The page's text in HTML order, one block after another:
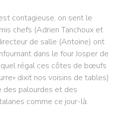
contagieuse, on sent le
chefs (Adrien Tanchoux et
de salle (Antoine) ont
dans le four Josper de
régal ces côtes de bœufs
dixit nos voisins de tables)
des palourdes et des
comme ce jour-là.